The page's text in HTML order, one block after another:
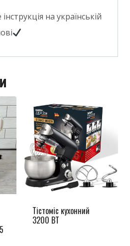
на українській
Тістоміс кухонний
3200 ВТ